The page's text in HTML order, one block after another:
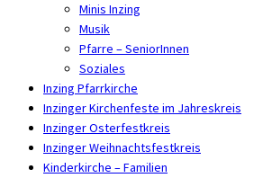
Minis Inzing
Musik
Pfarre – SeniorInnen
Soziales
Inzing Pfarrkirche
Inzinger Kirchenfeste im Jahreskreis
Inzinger Osterfestkreis
Inzinger Weihnachtsfestkreis
Kinderkirche – Familien